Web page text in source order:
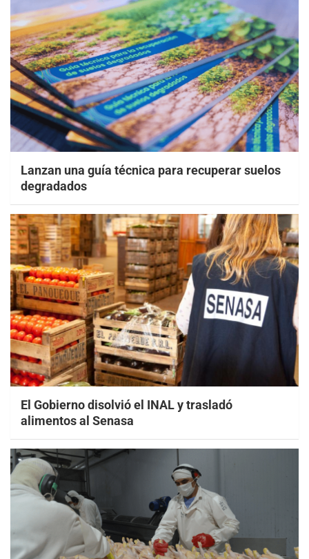
Lanzan una guía técnica para recuperar suelos
degradados
El Gobierno disolvió el INAL y trasladó
alimentos al Senasa